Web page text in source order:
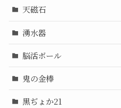
天磁石
湧水器
脳活ボール
鬼の金棒
黒ぢょか21